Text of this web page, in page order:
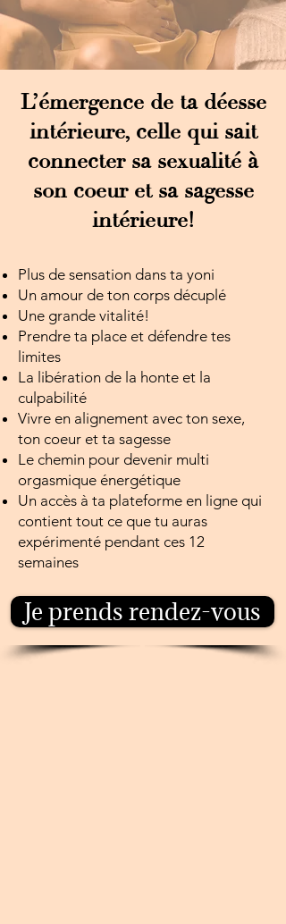
L’émergence de ta déesse
intérieure, celle qui sait
connecter sa sexualité à
son coeur et sa sagesse
intérieure!
Plus de sensation dans ta yoni
Un amour de ton corps décuplé
Une grande vitalité!
Prendre ta place et défendre tes
limites
La libération de la honte et la
culpabilité
Vivre en alignement avec ton sexe,
ton coeur et ta sagesse
Le chemin pour devenir multi
orgasmique énergétique
​Un accès à ta plateforme en ligne qui
contient tout ce que tu auras
expérimenté pendant ces 12
semaines
Je prends rendez-vous